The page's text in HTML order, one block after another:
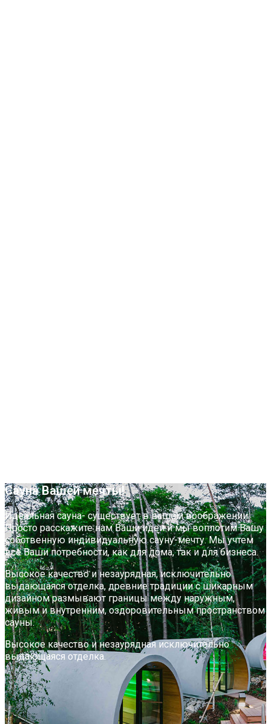
Сауна Вашей мечты!
Идеальная сауна- существует в вашем воображении.
Просто расскажите нам Ваши идеи и мы воплотим Вашу
собственную индивидуальную сауну-мечту. Мы учтем
все Ваши потребности, как для дома, так и для бизнеса.
Высокое качество и незаурядная, исключительно
выдающаяся отделка, древние традиции с шикарным
дизайном размывают границы между наружным,
живым и внутренним, оздоровительным пространством
сауны.
Высокое качество и незаурядная исключительно
выдающаяся отделка.